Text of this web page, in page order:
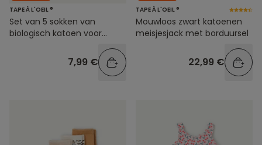
TAPE À L'OEIL ®
Set van 5 sokken van
biologisch katoen voor
7,99 €
TAPE À L'OEIL ®
Mouwloos zwart katoenen
meisjesjack met borduursel
22,99 €